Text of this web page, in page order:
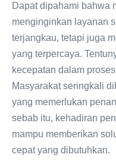
Dapat dipahami bahwa
menginginkan layanan
terjangkau, tetapi juga
yang terpercaya.
kecepatan dalam
Masyarakat seringkali
yang memerlukan
sebab itu, kehadiran
mampu memberikan
cepat yang dibutuhkan.